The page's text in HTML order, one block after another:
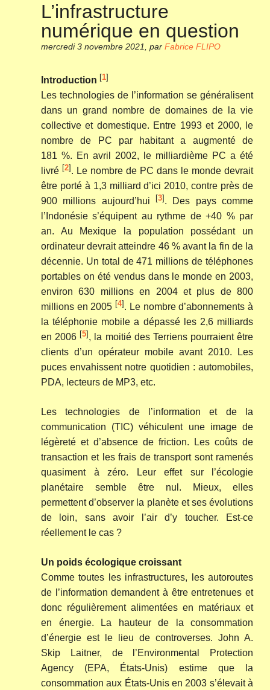
L’infrastructure
numérique en question
mercredi 3 novembre 2021 par Fabrice FLIPO
Introduction [1]
Les technologies de l’information se généralisent
dans un grand nombre de domaines de la vie
collective et domestique. Entre 1993 et 2000, le
nombre de PC par habitant a augmenté de
181 %. En avril 2002, le milliardième PC a été
livré [2]. Le nombre de PC dans le monde devrait
être porté à 1,3 milliard d’ici 2010, contre près de
900 millions aujourd’hui [3]. Des pays comme
l’Indonésie s’équipent au rythme de +40 % par
an. Au Mexique la population possédant un
ordinateur devrait atteindre 46 % avant la fin de la
décennie. Un total de 471 millions de téléphones
portables on été vendus dans le monde en 2003,
environ 630 millions en 2004 et plus de 800
millions en 2005 [4]. Le nombre d’abonnements à
la téléphonie mobile a dépassé les 2,6 milliards
en 2006 [5], la moitié des Terriens pourraient être
clients d’un opérateur mobile avant 2010. Les
puces envahissent notre quotidien : automobiles,
PDA, lecteurs de MP3, etc.
Les technologies de l’information et de la
communication (TIC) véhiculent une image de
légèreté et d’absence de friction. Les coûts de
transaction et les frais de transport sont ramenés
quasiment à zéro. Leur effet sur l’écologie
planétaire semble être nul. Mieux, elles
permettent d’observer la planète et ses évolutions
de loin, sans avoir l’air d’y toucher. Est-ce
réellement le cas ?
Un poids écologique croissant
Comme toutes les infrastructures, les autoroutes
de l’information demandent à être entretenues et
donc régulièrement alimentées en matériaux et
en énergie. La hauteur de la consommation
d’énergie est le lieu de controverses. John A.
Skip Laitner, de l’Environmental Protection
Agency (EPA, États-Unis) estime que la
consommation aux États-Unis en 2003 s’élevait à